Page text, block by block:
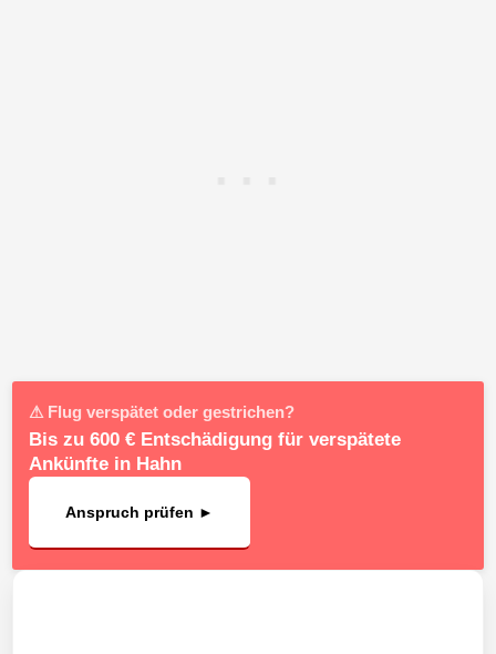
⚠ Flug verspätet oder gestrichen?
Bis zu 600 € Entschädigung für verspätete
Ankünfte in Hahn
Anspruch prüfen ►